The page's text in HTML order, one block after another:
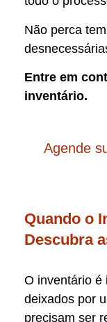
Não perca
Entre em
inventário.
Agende
Quando o
Descubra
O inventário é
deixados por
precisam ser